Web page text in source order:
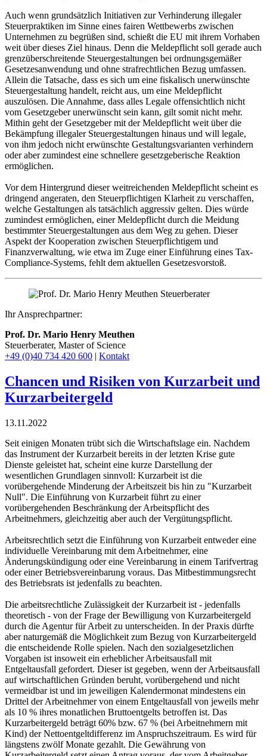
Auch wenn grundsätzlich Initiativen zur Verhinderung illegaler
Steuerpraktiken im Sinne eines fairen Wettbewerbs zwischen
Unternehmen zu begrüßen sind, schießt die EU mit ihrem Vorhaben
weit über dieses Ziel hinaus. Denn die Meldepflicht soll gerade auch
grenzüberschreitende Steuergestaltungen bei ordnungsgemäßer
Gesetzesanwendung und ohne strafrechtlichen Bezug umfassen.
Allein die Tatsache, dass es sich um eine fiskalisch unerwünschte
Steuergestaltung handelt, reicht aus, um eine Meldepflicht
auszulösen. Die Annahme, dass alles Legale offensichtlich nicht
vom Gesetzgeber unerwünscht sein kann, gilt somit nicht mehr.
Mithin geht der Gesetzgeber mit der Meldepflicht weit über die
Bekämpfung illegaler Steuergestaltungen hinaus und will legale,
von ihm jedoch nicht erwünschte Gestaltungsvarianten verhindern
oder aber zumindest eine schnellere gesetzgeberische Reaktion
ermöglichen.
Vor dem Hintergrund dieser weitreichenden Meldepflicht scheint es
dringend angeraten, den Steuerpflichtigen Klarheit zu verschaffen,
welche Gestaltungen als tatsächlich aggressiv gelten. Dies würde
zumindest ermöglichen, einer Meldepflicht durch die Meidung
bestimmter Steuergestaltungen aus dem Weg zu gehen. Dieser
Aspekt der Kooperation zwischen Steuerpflichtigem und
Finanzverwaltung, wie etwa im Zuge einer Einführung eines Tax-
Compliance-Systems, fehlt dem aktuellen Gesetzesvorstoß.
Ihr Ansprechpartner:
Prof. Dr. Mario Henry Meuthen
Steuerberater, Master of Science
+49 (0)40 734 420 600 | Kontakt
Chancen und Risiken von Kurzarbeit und
Kurzarbeitergeld
13.11.2022
Seit einigen Monaten trübt sich die Wirtschaftslage ein. Nachdem
das Instrument der Kurzarbeit bereits in der letzten Krise gute
Dienste geleistet hat, scheint eine kurze Darstellung der
wesentlichen Grundlagen sinnvoll: Kurzarbeit ist die
vorübergehende Minderung der Arbeitszeit bis hin zu "Kurzarbeit
Null". Die Einführung von Kurzarbeit führt zu einer
vorübergehenden Beschränkung der Arbeitspflicht des
Arbeitnehmers, gleichzeitig aber auch der Vergütungspflicht.
Arbeitsrechtlich setzt die Einführung von Kurzarbeit entweder eine
individuelle Vereinbarung mit dem Arbeitnehmer, eine
Änderungskündigung oder eine Vereinbarung in einem Tarifvertrag
oder einer Betriebsvereinbarung voraus. Das Mitbestimmungsrecht
des Betriebsrats ist jedenfalls zu beachten.
Die arbeitsrechtliche Zulässigkeit der Kurzarbeit ist - jedenfalls
theoretisch - von der Frage der Bewilligung von Kurzarbeitergeld
durch die Agentur für Arbeit zu unterscheiden. In der Praxis dürfte
aber naturgemäß die Möglichkeit zum Bezug von Kurzarbeitergeld
die entscheidende Rolle spielen. Nach den sozialgesetzlichen
Vorgaben ist insoweit ein erheblicher Arbeitsausfall mit
Entgeltausfall gefordert. Dieser ist gegeben, wenn der Arbeitsausfall
auf wirtschaftlichen Gründen beruht, vorübergehend und nicht
vermeidbar ist und im jeweiligen Kalendermonat mindestens ein
Drittel der Arbeitnehmer von einem Entgeltausfall von jeweils mehr
als 10 % ihres monatlichen Bruttoentgelts betroffen ist. Das
Kurzarbeitergeld beträgt 60% bzw. 67 % (bei Arbeitnehmern mit
Kind) der Nettoentgeltdifferenz im Anspruchszeitraum. Es wird für
längstens zwölf Monate gezahlt. Die Gewährung von